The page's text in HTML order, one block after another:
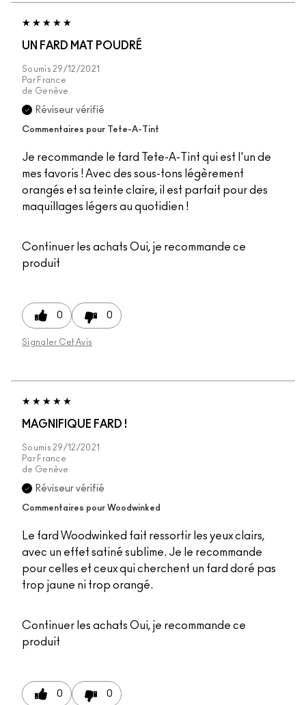
UN FARD MAT POUDRÉ
Soumis 29/12/2021
Par France
de Genève
Réviseur vérifié
Commentaires pour Tete-A-Tint
Je recommande le fard Tete-A-Tint qui est l'un de
mes favoris ! Avec des sous-tons légèrement
orangés et sa teinte claire, il est parfait pour des
maquillages légers au quotidien !
Continuer les achats Oui, je recommande ce
produit
0 0
Signaler Cet Avis
MAGNIFIQUE FARD !
Soumis 29/12/2021
Par France
de Genève
Réviseur vérifié
Commentaires pour Woodwinked
Le fard Woodwinked fait ressortir les yeux clairs,
avec un effet satiné sublime. Je le recommande
pour celles et ceux qui cherchent un fard doré pas
trop jaune ni trop orangé.
Continuer les achats Oui, je recommande ce
produit
0 0